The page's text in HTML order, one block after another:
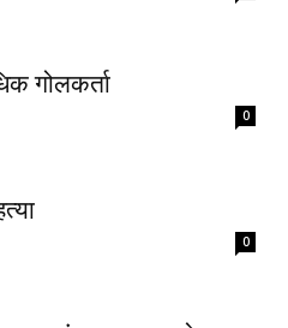
गोलकर्ता
0
0